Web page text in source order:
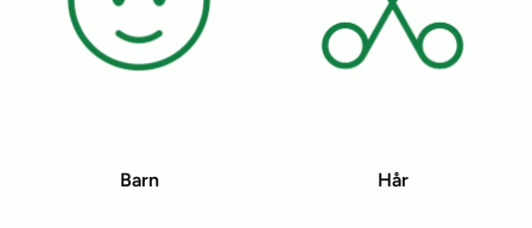
Barn Hår